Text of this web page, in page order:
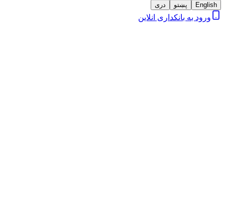
English پښتو دری
ورود به بانکداری انلاین